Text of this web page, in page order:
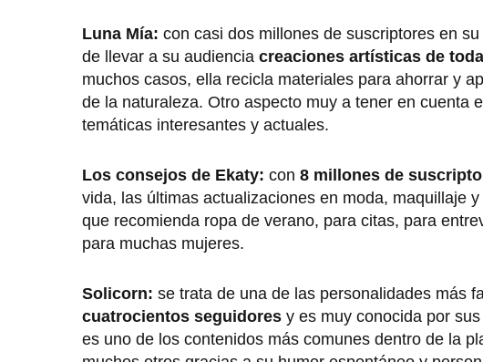
Luna Mía: con casi dos millones de suscriptores en
de llevar a su audiencia creaciones artísticas de
muchos casos, ella recicla materiales para ahorrar y
de la naturaleza. Otro aspecto muy a tener en cuenta
temáticas interesantes y actuales.
Los consejos de Ekaty: con 8 millones de
vida, las últimas actualizaciones en moda, maquillaje
que recomienda ropa de verano, para citas, para
para muchas mujeres.
Solicorn: se trata de una de las personalidades más
cuatrocientos seguidores y es muy conocida por
es uno de los contenidos más comunes dentro de la